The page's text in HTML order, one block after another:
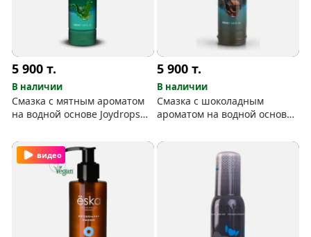
5 900т.
В наличии
Смазка с мятным ароматом
на водной основе Joydrops
5 900т.
В наличии
Смазка с шоколадным
ароматом на водной основе
видео